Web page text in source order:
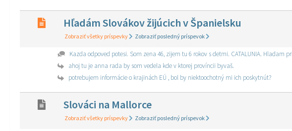
Hľadám Slovákov žijúcich v Španielsku
Zobraziť všetky príspevky Zobraziť posledný príspevok
Kazda odpoved potesi. Som zena 46, zijem tu 6 rokov s detmi. CATALUNIA.
ahoj tu je anna rada by som vedela kde v ktorej províncii byvaš.
potrebujem informácie o krajinách EÚ , bol by niektoochotný mi ich poskytnút?
Slováci na Mallorce
Zobraziť všetky príspevky Zobraziť posledný príspevok